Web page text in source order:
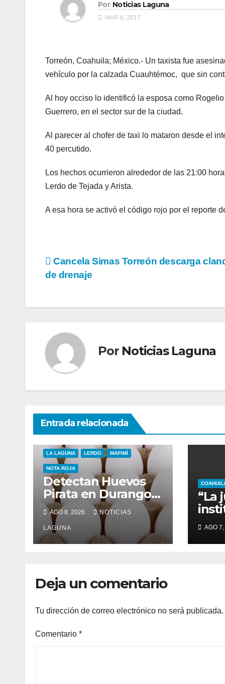
Por Noticias Laguna
MAR 6, 2017
Torreón, Coahuila; México.- Un taxista fue
vehículo por la calzada Cuauhtémoc, que sin
Al hoy occiso lo identificó la esposa como
Guerrero, en el sector sur de la ciudad.
Al parecer al chofer de taxi lo mataron desde el
40 percutido.
Los hechos ocurrieron alrededor de las 21:00
Lerdo de Tejada y Arista.
A esa hora se activó el código rojo por el reporte
Navegación
entradas
Cancela Simas Torreón descarga
de drenaje
Por Noticias Laguna
Entrada relacionada
LA LAGUNA LERDO MAPIMÍ
NOTA ROJA
Detectan Huevos
Pirata en Durango;
Clonan Marca
Famosa para
Venderlos
AGO 8, 2026 NOTICIAS
LAGUNA
“La
AGO
Deja un comentario
Tu dirección de correo electrónico no será publicada.
Comentario *